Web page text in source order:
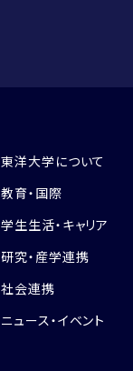
東洋大学について
教育・国際
学生生活・キャリア
研究・産学連携
社会連携
ニュース・イベント